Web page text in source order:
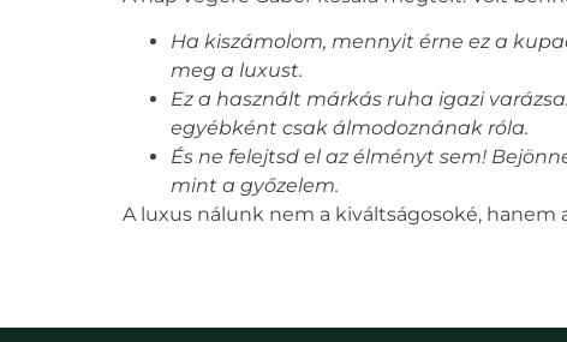
Ha kiszámolom, mennyit érne ez a
meg a luxust.
Ez a használt márkás ruha igazi
egyébként csak álmodoznának róla.
És ne felejtsd el az élményt sem!
mint a győzelem.
A luxus nálunk nem a kiváltságosoké,